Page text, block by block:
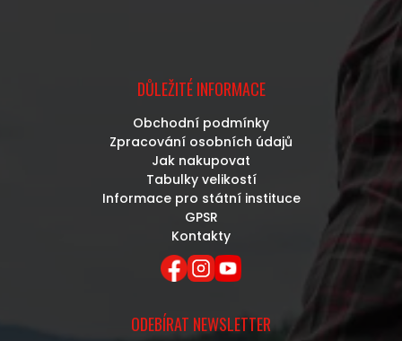
DŮLEŽITÉ INFORMACE
Obchodní podmínky
Zpracování osobních údajů
Jak nakupovat
Tabulky velikostí
Informace pro státní instituce
GPSR
Kontakty
ODEBÍRAT NEWSLETTER